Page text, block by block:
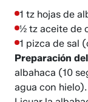
1 tz hojas de
½ tz aceite de
1 pizca de sal
Preparación
albahaca (10
agua con